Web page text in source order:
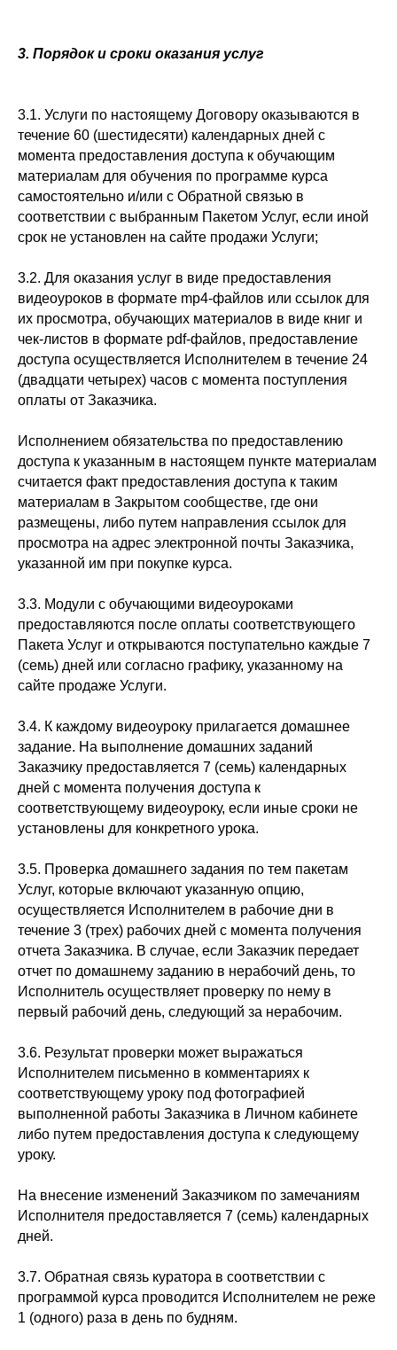
3. Порядок и сроки оказания услуг
3.1. Услуги по настоящему Договору оказываются в
течение 60 (шестидесяти) календарных дней с
момента предоставления доступа к обучающим
материалам для обучения по программе курса
самостоятельно и/или с Обратной связью в
соответствии с выбранным Пакетом Услуг, если иной
срок не установлен на сайте продажи Услуги;
3.2. Для оказания услуг в виде предоставления
видеоуроков в формате mp4-файлов или ссылок для
их просмотра, обучающих материалов в виде книг и
чек-листов в формате pdf-файлов, предоставление
доступа осуществляется Исполнителем в течение 24
(двадцати четырех) часов с момента поступления
оплаты от Заказчика.
Исполнением обязательства по предоставлению
доступа к указанным в настоящем пункте материалам
считается факт предоставления доступа к таким
материалам в Закрытом сообществе, где они
размещены, либо путем направления ссылок для
просмотра на адрес электронной почты Заказчика,
указанной им при покупке курса.
3.3. Модули с обучающими видеоуроками
предоставляются после оплаты соответствующего
Пакета Услуг и открываются поступательно каждые 7
(семь) дней или согласно графику, указанному на
сайте продаже Услуги.
3.4. К каждому видеоуроку прилагается домашнее
задание. На выполнение домашних заданий
Заказчику предоставляется 7 (семь) календарных
дней с момента получения доступа к
соответствующему видеоуроку, если иные сроки не
установлены для конкретного урока.
3.5. Проверка домашнего задания по тем пакетам
Услуг, которые включают указанную опцию,
осуществляется Исполнителем в рабочие дни в
течение 3 (трех) рабочих дней с момента получения
отчета Заказчика. В случае, если Заказчик передает
отчет по домашнему заданию в нерабочий день, то
Исполнитель осуществляет проверку по нему в
первый рабочий день, следующий за нерабочим.
3.6. Результат проверки может выражаться
Исполнителем письменно в комментариях к
соответствующему уроку под фотографией
выполненной работы Заказчика в Личном кабинете
либо путем предоставления доступа к следующему
уроку.
На внесение изменений Заказчиком по замечаниям
Исполнителя предоставляется 7 (семь) календарных
дней.
3.7. Обратная связь куратора в соответствии с
программой курса проводится Исполнителем не реже
1 (одного) раза в день по будням.